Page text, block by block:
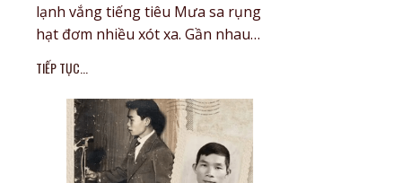
lạnh vắng tiếng tiêu Mưa sa rụng
hạt đơm nhiều xót xa. Gần nhau…
TIẾP TỤC...